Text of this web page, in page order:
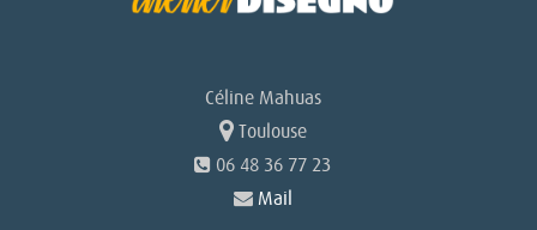
Céline Mahuas
Toulouse
06 48 36 77 23
Mail